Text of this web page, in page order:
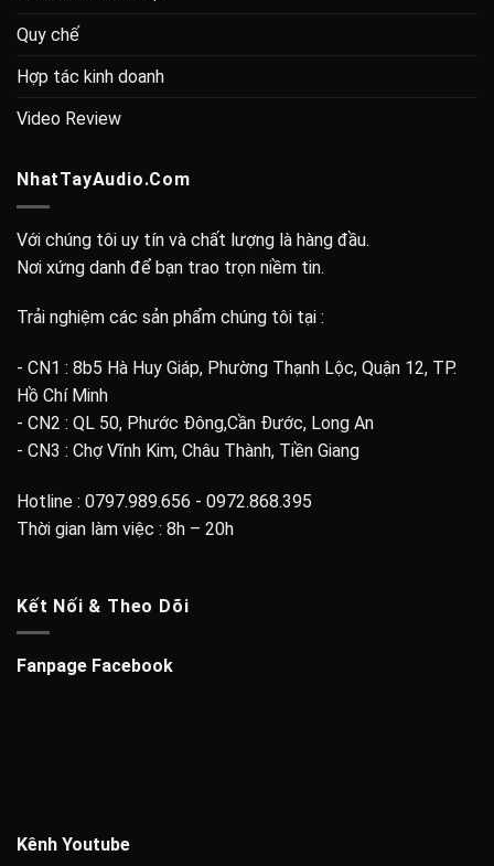
Quy chế
Hợp tác kinh doanh
Video Review
NhatTayAudio.Com
Với chúng tôi uy tín và chất lượng là hàng đầu.
Nơi xứng danh để bạn trao trọn niềm tin.
Trải nghiệm các sản phẩm chúng tôi tại :
- CN1 : 8b5 Hà Huy Giáp, Phường Thạnh Lộc, Quận 12, TP.
Hồ Chí Minh
- CN2 : QL 50, Phước Đông,Cần Đước, Long An
- CN3 : Chợ Vĩnh Kim, Châu Thành, Tiền Giang
Hotline : 0797.989.656 - 0972.868.395
Thời gian làm việc : 8h – 20h
Kết Nối & Theo Dõi
Fanpage Facebook
Kênh Youtube